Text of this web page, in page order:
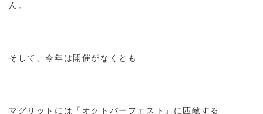
ん。
そして、今年は開催がなくとも
マグリットには「オクトバーフェスト」に匹敵する